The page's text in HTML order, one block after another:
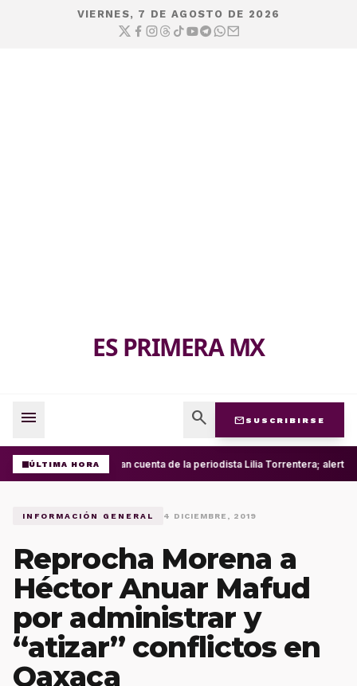
VIERNES, 7 DE AGOSTO DE 2026
ES PRIMERA MX
menu search mail SUSCRIBIRSE
ÚLTIMA HORARoban cuenta de la periodista Lilia Torrentera; alerta
INFORMACIÓN GENERAL 4 DICIEMBRE, 2019
Reprocha Morena a
Héctor Anuar Mafud
por administrar y
“atizar” conflictos en
Oaxaca